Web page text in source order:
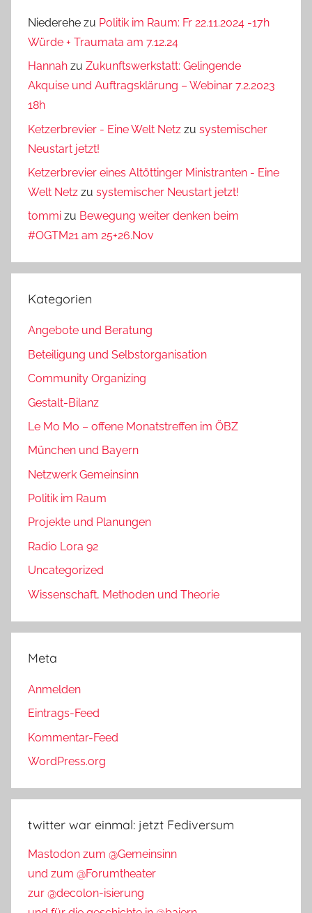
Niederehe zu Politik im Raum: Fr 22.11.2024 -17h
Würde + Traumata am 7.12.24
Hannah zu Zukunftswerkstatt: Gelingende
Akquise und Auftragsklärung – Webinar 7.2.2023
18h
Ketzerbrevier - Eine Welt Netz zu systemischer
Neustart jetzt!
Ketzerbrevier eines Altöttinger Ministranten - Eine
Welt Netz zu systemischer Neustart jetzt!
tommi zu Bewegung weiter denken beim
#OGTM21 am 25+26.Nov
Kategorien
Angebote und Beratung
Beteiligung und Selbstorganisation
Community Organizing
Gestalt-Bilanz
Le Mo Mo – offene Monatstreffen im ÖBZ
München und Bayern
Netzwerk Gemeinsinn
Politik im Raum
Projekte und Planungen
Radio Lora 92
Uncategorized
Wissenschaft, Methoden und Theorie
Meta
Anmelden
Eintrags-Feed
Kommentar-Feed
WordPress.org
twitter war einmal: jetzt Fediversum
Mastodon zum @Gemeinsinn
und zum @Forumtheater
zur @decolon-isierung